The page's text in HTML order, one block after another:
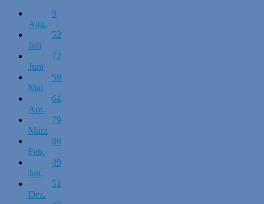
9
Aug.
52
Juli
72
Juni
59
Mai
64
Apr.
79
März
86
Feb.
49
Jan.
51
Dez.